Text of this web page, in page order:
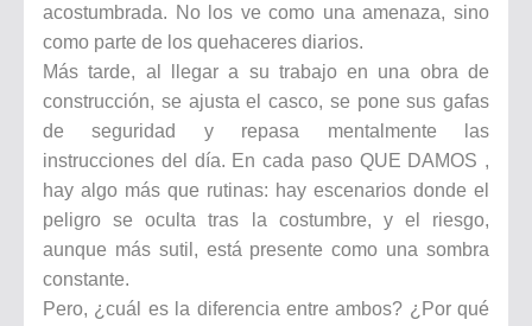
acostumbrada. No los ve como una amenaza, sino
como parte de los quehaceres diarios.
Más tarde, al llegar a su trabajo en una obra de
construcción, se ajusta el casco, se pone sus gafas
de seguridad y repasa mentalmente las
instrucciones del día. En cada paso QUE DAMOS ,
hay algo más que rutinas: hay escenarios donde el
peligro se oculta tras la costumbre, y el riesgo,
aunque más sutil, está presente como una sombra
constante.
Pero, ¿cuál es la diferencia entre ambos? ¿Por qué